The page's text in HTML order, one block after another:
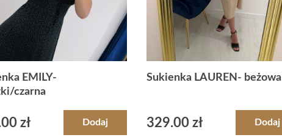
EMILY-
czarna
zł Dodaj
Sukienka LAUREN- beżowa
329.00 zł Dodaj